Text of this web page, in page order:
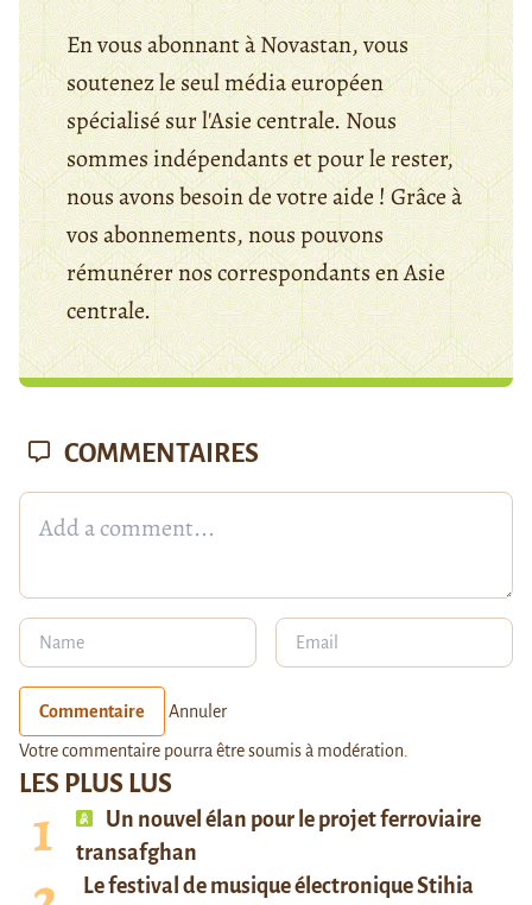
En vous abonnant à Novastan, vous
soutenez le seul média européen
spécialisé sur l'Asie centrale. Nous
sommes indépendants et pour le rester,
nous avons besoin de votre aide ! Grâce à
vos abonnements, nous pouvons
rémunérer nos correspondants en Asie
centrale.
LES PLUS LUS
Un nouvel élan pour le projet ferroviaire
transafghan
Le festival de musique électronique Stihia
COMMENTAIRES
Commentaire Annuler
Votre commentaire pourra être soumis à modération.